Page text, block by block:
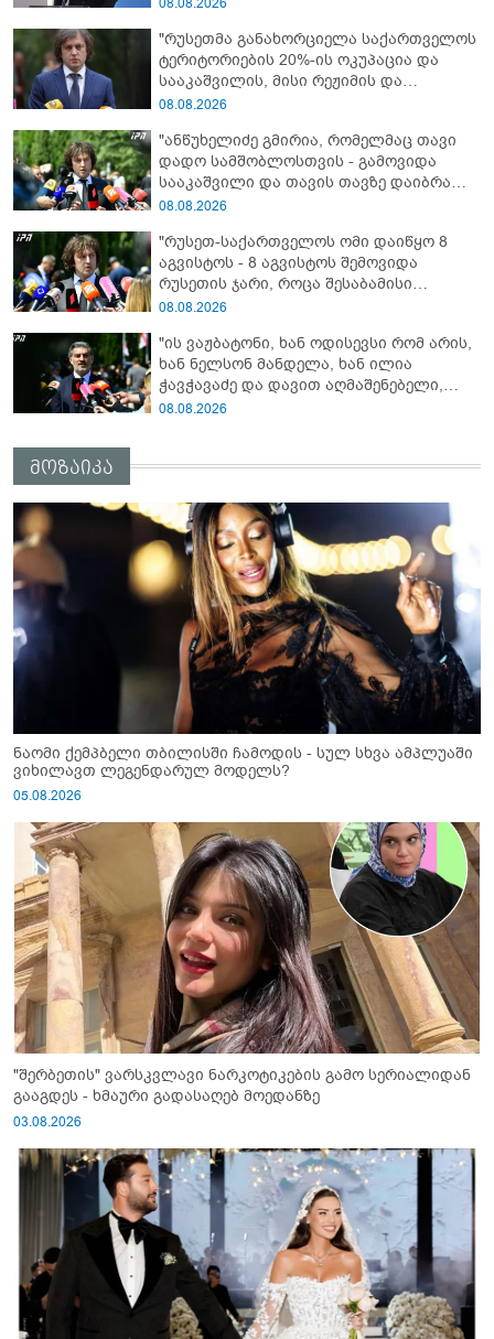
2008 წლის ომი თუ არ იქნებოდა, დიდი
ალბათობით, არც უკრაინის ომი
იქნებოდა"
"რუსეთმა განახორციელა საქართველოს
ტერიტორიების 20%-ის ოკუპაცია და
სააკაშვილის, მისი რეჟიმის და
„ნაცმოძრაობის“ ღალატი ვერანაირად
დანაშაული ჩვენი სახელმწიფოს წინაშე"
08.08.2026
"ანწუხელიძე გმირია, რომელმაც თავი
დადო სამშობლოსთვის - გამოვიდა
სააკაშვილი და თავის თავზე დაიბრალა
ანწუხელიძის გმირობა, სამარცხვინო
სააკაშვილისთვის შეგინებას თუ რაღაც
ამგვარს სთხოვდნენ მას"
08.08.2026
"რუსეთ-საქართველოს ომი დაიწყო 8
აგვისტოს - 8 აგვისტოს შემოვიდა
რუსეთის ჯარი, როცა შესაბამისი
განცხადება გააკეთა რუსეთის
რაც მოხდა, ეს იყო ის, რომ სააკაშვილის
რეჟიმმა დაბომბა ცხინვალი"
08.08.2026
"ის ვაჟბატონი, ხან ოდისევსი რომ არის,
ხან ნელსონ მანდელა, ხან ილია
ჭავჭავაძე და დავით აღმაშენებელი,
სინამდვილეში, ერთი საცოდავი,
08.08.2026
მოზაიკა
ნაომი ქემპბელი თბილისში ჩამოდის - სულ სხვა ამპლუაში
ვიხილავთ ლეგენდარულ მოდელს?
05.08.2026
"შერბეთის" ვარსკვლავი ნარკოტიკების გამო სერიალიდან
გააგდეს - ხმაური გადასაღებ მოედანზე
03.08.2026